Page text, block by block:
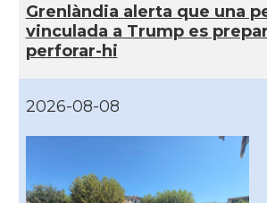
Grenlàndia alerta que una
vinculada a Trump es
perforar-hi
2026-08-08